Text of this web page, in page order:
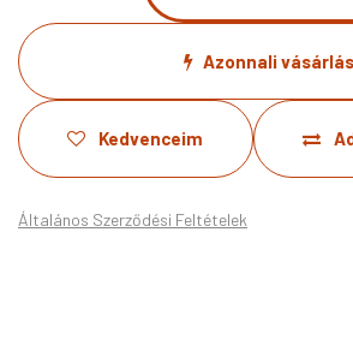
Azonnali vásárlás
Kedvenceim
Általános Szerződési Feltételek